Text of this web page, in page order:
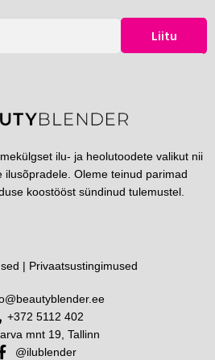
ilu- ja heolutoodete valikut nii
ilusõpradele. Oleme teinud parimad
koostööst sündinud tulemustel.
| Privaatsustingimused
+372 5112 402
mnt 19, Tallinn
@ilublender